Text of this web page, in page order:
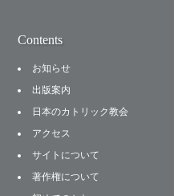
Contents
お知らせ
出版案内
日本のカトリック教会
アクセス
サイトについて
著作権について